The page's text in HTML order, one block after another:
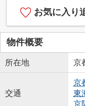
お気に入り
物件概要
所在地 京
交通
京
東
京